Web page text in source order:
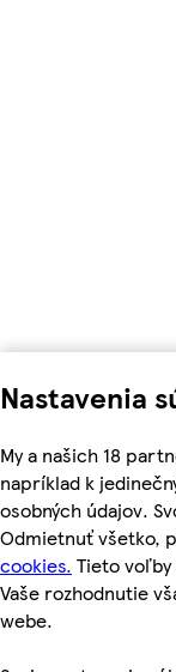
Nastavenia
My a našich 18
napríklad k
osobných údajov.
Odmietnuť všetko,
cookies. Tieto
Vaše rozhodnutie
webe.